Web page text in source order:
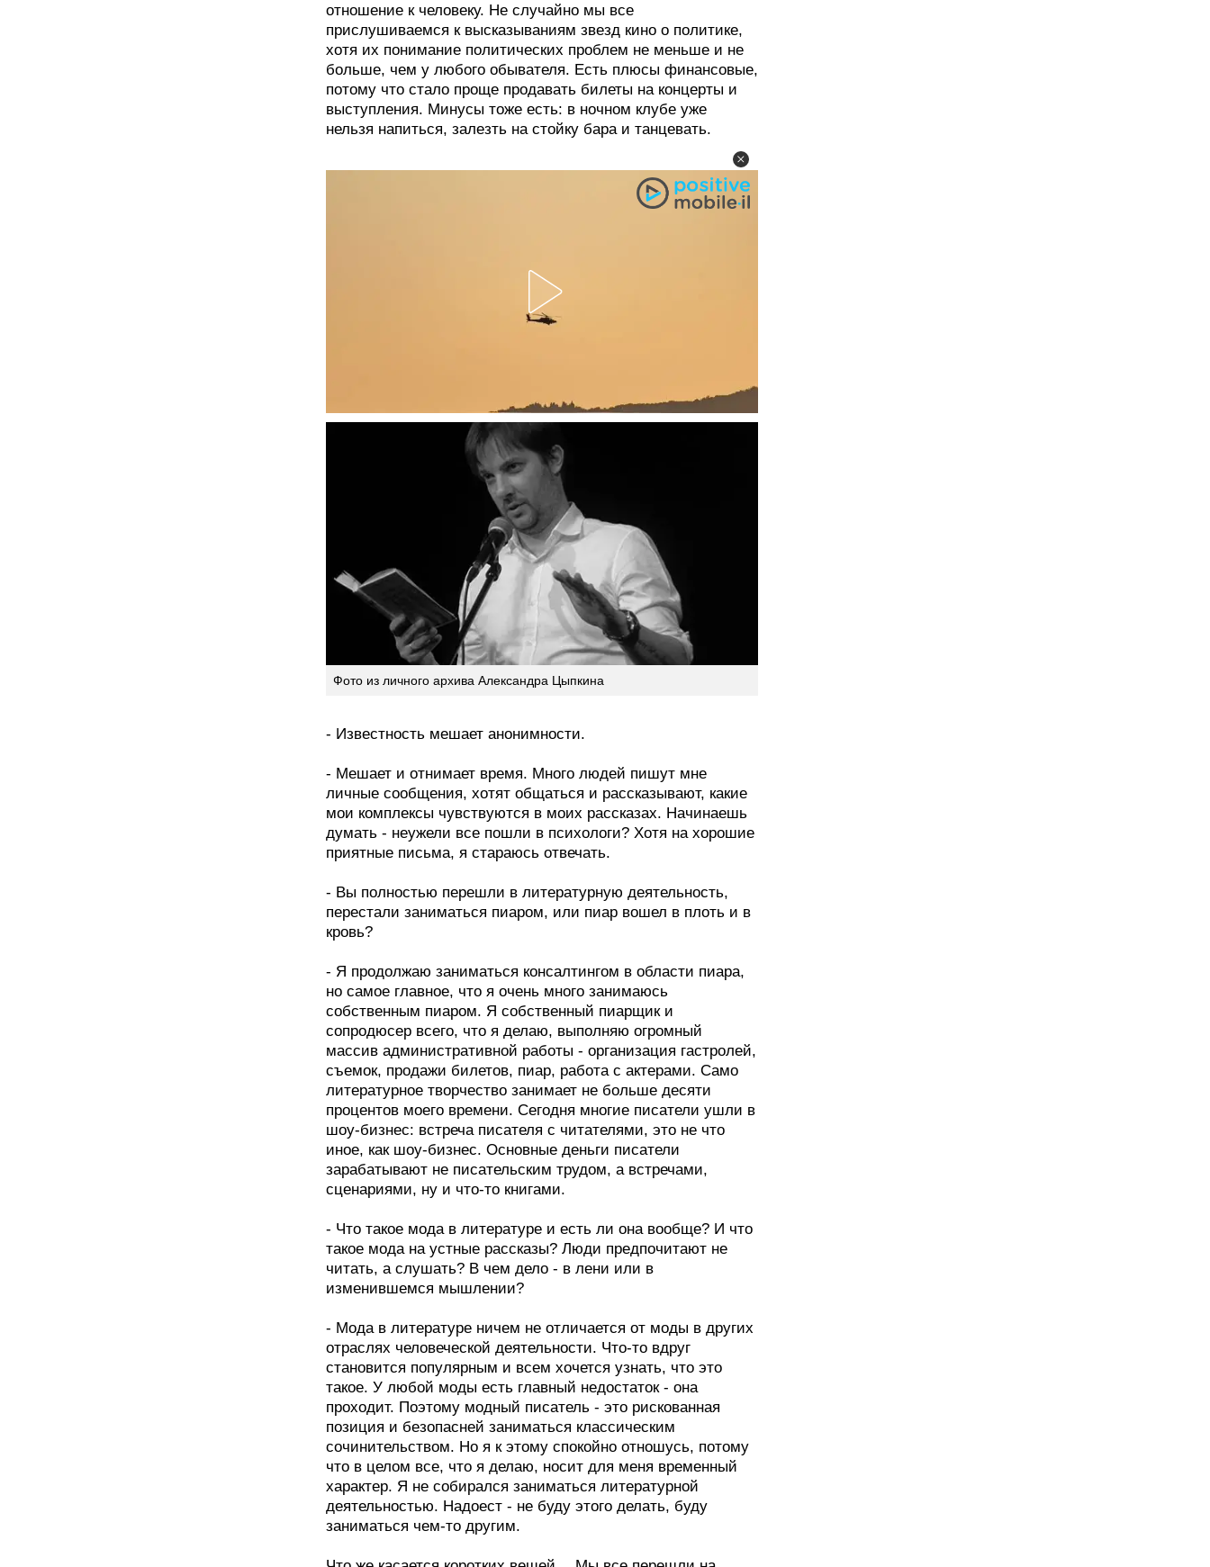
отношение к человеку. Не случайно мы все
прислушиваемся к высказываниям звезд кино о политике,
хотя их понимание политических проблем не меньше и не
больше, чем у любого обывателя. Есть плюсы финансовые,
потому что стало проще продавать билеты на концерты и
выступления. Минусы тоже есть: в ночном клубе уже
нельзя напиться, залезть на стойку бара и танцевать.
Фото из личного архива Александра Цыпкина
- Известность мешает анонимности.
- Мешает и отнимает время. Много людей пишут мне
личные сообщения, хотят общаться и рассказывают, какие
мои комплексы чувствуются в моих рассказах. Начинаешь
думать - неужели все пошли в психологи? Хотя на хорошие
приятные письма, я стараюсь отвечать.
- Вы полностью перешли в литературную деятельность,
перестали заниматься пиаром, или пиар вошел в плоть и в
кровь?
- Я продолжаю заниматься консалтингом в области пиара,
но самое главное, что я очень много занимаюсь
собственным пиаром. Я собственный пиарщик и
сопродюсер всего, что я делаю, выполняю огромный
массив административной работы - организация гастролей,
съемок, продажи билетов, пиар, работа с актерами. Само
литературное творчество занимает не больше десяти
процентов моего времени. Сегодня многие писатели ушли в
шоу-бизнес: встреча писателя с читателями, это не что
иное, как шоу-бизнес. Основные деньги писатели
зарабатывают не писательским трудом, а встречами,
сценариями, ну и что-то книгами.
- Что такое мода в литературе и есть ли она вообще? И что
такое мода на устные рассказы? Люди предпочитают не
читать, а слушать? В чем дело - в лени или в
изменившемся мышлении?
- Мода в литературе ничем не отличается от моды в других
отраслях человеческой деятельности. Что-то вдруг
становится популярным и всем хочется узнать, что это
такое. У любой моды есть главный недостаток - она
проходит. Поэтому модный писатель - это рискованная
позиция и безопасней заниматься классическим
сочинительством. Но я к этому спокойно отношусь, потому
что в целом все, что я делаю, носит для меня временный
характер. Я не собирался заниматься литературной
деятельностью. Надоест - не буду этого делать, буду
заниматься чем-то другим.